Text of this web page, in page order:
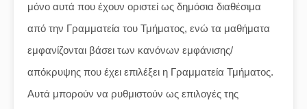
μόνο αυτά που έχουν οριστεί ως δημόσια διαθέσιμα
από την Γραμματεία του Τμήματος, ενώ τα μαθήματα
εμφανίζονται βάσει των κανόνων εμφάνισης/
απόκρυψης που έχει επιλέξει η Γραμματεία Τμήματος.
Αυτά μπορούν να ρυθμιστούν ως επιλογές της